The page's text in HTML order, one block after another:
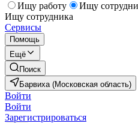
Ищу работу
Ищу
Ищу сотрудника
Сервисы
Помощь
Ещё
Поиск
Барвиха (Московская область)
Войти
Войти
Зарегистрироваться